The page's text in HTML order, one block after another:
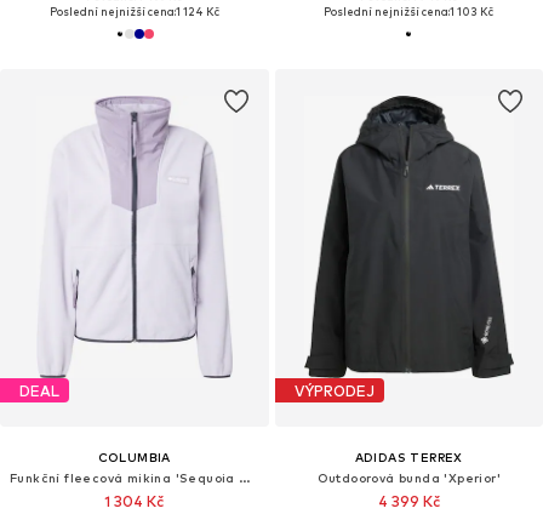
Poslední nejnižší cena:1 124 Kč
Poslední nejnižší cena:1 103 Kč
DEAL
COLUMBIA
Funkční fleecová mikina 'Sequoia Grove'
1 304 Kč
VÝPRODEJ
ADIDAS TERREX
Outdoorová bunda 'Xperior'
4 399 Kč